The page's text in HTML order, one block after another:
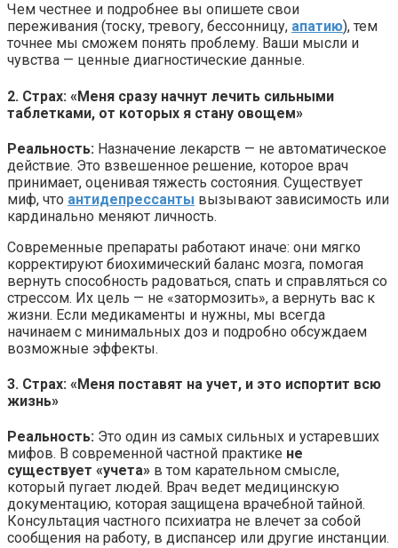
Чем честнее и подробнее вы опишете свои
переживания (тоску, тревогу, бессонницу, апатию), тем
точнее мы сможем понять проблему. Ваши мысли и
чувства — ценные диагностические данные.
2. Страх: «Меня сразу начнут лечить сильными
таблетками, от которых я стану овощем»
Реальность: Назначение лекарств — не автоматическое
действие. Это взвешенное решение, которое врач
принимает, оценивая тяжесть состояния. Существует
миф, что антидепрессанты вызывают зависимость или
кардинально меняют личность.
Современные препараты работают иначе: они мягко
корректируют биохимический баланс мозга, помогая
вернуть способность радоваться, спать и справляться со
стрессом. Их цель — не «затормозить», а вернуть вас к
жизни. Если медикаменты и нужны, мы всегда
начинаем с минимальных доз и подробно обсуждаем
возможные эффекты.
3. Страх: «Меня поставят на учет, и это испортит всю
жизнь»
Реальность: Это один из самых сильных и устаревших
мифов. В современной частной практике не
существует «учета» в том карательном смысле,
который пугает людей. Врач ведет медицинскую
документацию, которая защищена врачебной тайной.
Консультация частного психиатра не влечет за собой
сообщения на работу, в диспансер или другие инстанции.